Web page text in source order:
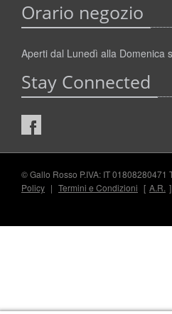
Orario negozio
Aperti dal Lunedì alla Domenica
Stay Connected
© Gallo Rosso P.IVA: IT 01808280471
Policy | Termini e Condizioni [ A.R.